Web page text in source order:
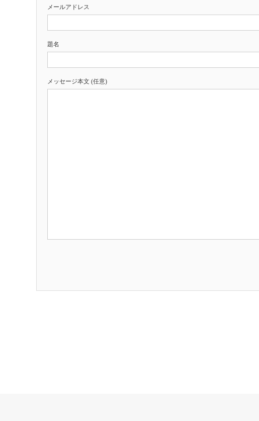
メールアドレス
題名
メッセージ本文 (任意)